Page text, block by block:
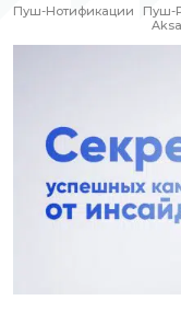
Пуш-Нотификации Пуш-